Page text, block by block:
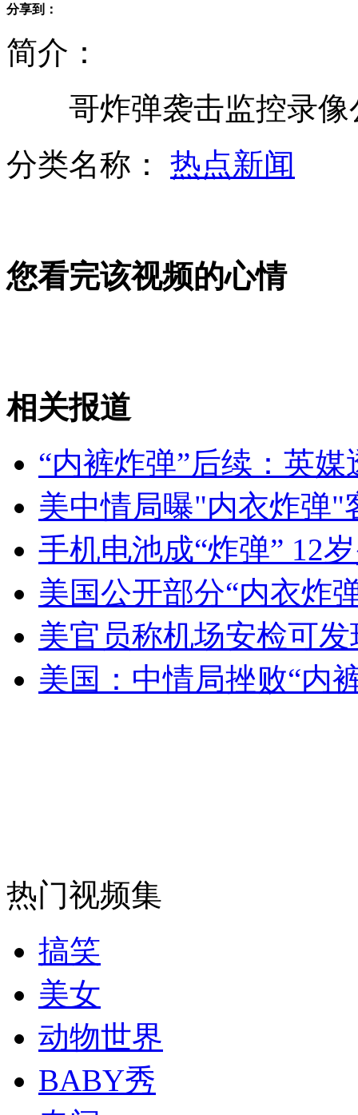
婚姻登记处与婚庆合作禁现场自拍
武汉纺大教师时装展 领事夫人走秀
山西运城恶犬咬伤多人 警民合力深夜将其击毙
女孩北京地铁殴打老人 痛下狠手拳打脚踢
无痛分娩是否安全 医生回应
外交部：反对强权政治霸凌主义
走！跟着总书记去植树
消防员救轻生者
分享到：
简介：
哥炸弹袭击监控录像
分类名称： 热点新闻
您看完该视频的心情
相关报道
“内裤炸弹”后续：英
美中情局曝"内衣炸弹"
手机电池成“炸弹” 12
美国公开部分“内衣炸
美官员称机场安检可
美国：中情局挫败“内
热门视频集
搞笑
美女
动物世界
BABY秀